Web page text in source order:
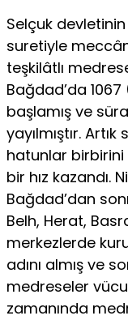
Selçuk
suretiyle
teşkilâtlı
Bağdad’da
başlamış ve
yayılmıştır.
hatunlar
bir hız kazandı.
Bağdad’dan
Belh, Herat,
merkezlerde
adını almış ve
medreseler
zamanında